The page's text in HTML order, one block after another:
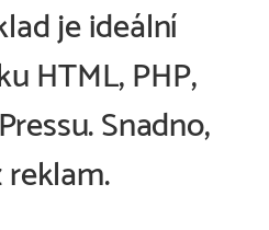
je ideální
HTML, PHP,
Snadno,
reklam.